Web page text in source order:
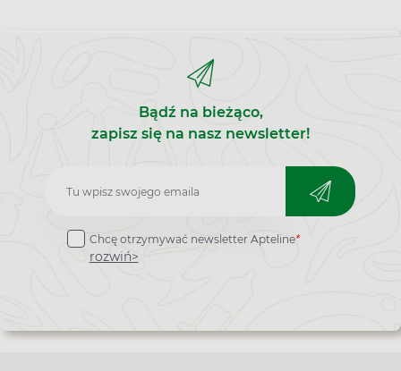
Bądź na bieżąco,
zapisz się na nasz newsletter!
Zapisz
do
newslettera
Chcę otrzymywać newsletter Apteline*
rozwiń>